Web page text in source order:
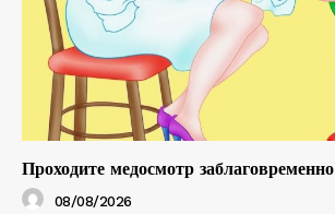
Проходите медосмотр заблаговременно
08/08/2026